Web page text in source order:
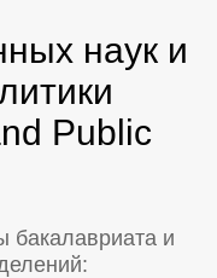
наук и
Public
бакалавриата и